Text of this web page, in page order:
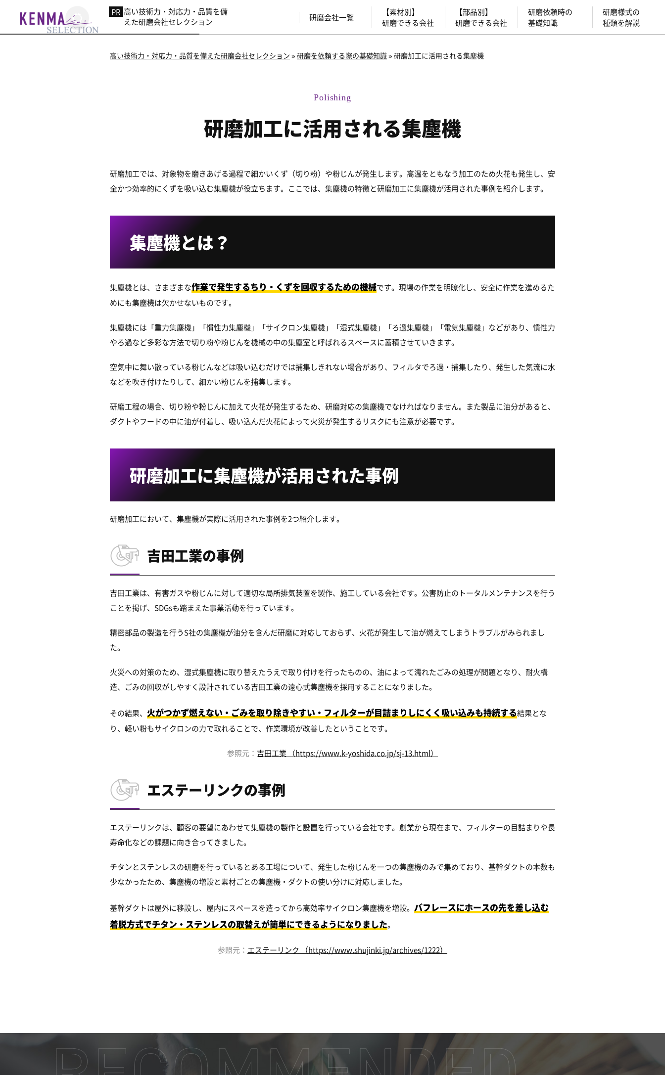
高い技術力・対応力・品質を備
えた研磨会社セレクション
研磨会社一覧
【素材別】
研磨できる会社
【部品別】
研磨できる会社
研磨依頼時の
基礎知識
研磨様式の
種類を解説
高い技術力・対応力・品質を備えた研磨会社セレクション »研磨を依頼する際の基礎知識»研磨加工に活用される集塵機
研磨加工に活用される集塵機
研磨加工では、対象物を磨きあげる過程で細かいくず（切り粉）や粉じんが発生します。高温をともなう加工のため火花も発生し、安
全かつ効率的にくずを吸い込む集塵機が役立ちます。ここでは、集塵機の特徴と研磨加工に集塵機が活用された事例を紹介します。
集塵機とは？
集塵機とは、さまざまな作業で発生するちり・くずを回収するための機械です。現場の作業を明瞭化し、安全に作業を進めるた
めにも集塵機は欠かせないものです。
集塵機には「重力集塵機」「慣性力集塵機」「サイクロン集塵機」「湿式集塵機」「ろ過集塵機」「電気集塵機」などがあり、慣性力
やろ過など多彩な方法で切り粉や粉じんを機械の中の集塵室と呼ばれるスペースに蓄積させていきます。
空気中に舞い散っている粉じんなどは吸い込むだけでは捕集しきれない場合があり、フィルタでろ過・捕集したり、発生した気流に水
などを吹き付けたりして、細かい粉じんを捕集します。
研磨工程の場合、切り粉や粉じんに加えて火花が発生するため、研磨対応の集塵機でなければなりません。また製品に油分があると、
ダクトやフードの中に油が付着し、吸い込んだ火花によって火災が発生するリスクにも注意が必要です。
研磨加工に集塵機が活用された事例
研磨加工において、集塵機が実際に活用された事例を2つ紹介します。
吉田工業の事例
吉田工業は、有害ガスや粉じんに対して適切な局所排気装置を製作、施工している会社です。公害防止のトータルメンテナンスを行う
ことを掲げ、SDGsも踏まえた事業活動を行っています。
精密部品の製造を行うS社の集塵機が油分を含んだ研磨に対応しておらず、火花が発生して油が燃えてしまうトラブルがみられまし
た。
火災への対策のため、湿式集塵機に取り替えたうえで取り付けを行ったものの、油によって濡れたごみの処理が問題となり、耐火構
造、ごみの回収がしやすく設計されている吉田工業の遠心式集塵機を採用することになりました。
その結果、 火がつかず燃えない・ごみを取り除きやすい・フィルターが目詰まりしにくく吸い込みも持続する結果とな
り、軽い粉もサイクロンの力で取れることで、作業環境が改善したということです。
参照元： 吉田工業 （https://www.k-yoshida.co.jp/sj-13.html）
エステーリンクの事例
エステーリンクは、顧客の要望にあわせて集塵機の製作と設置を行っている会社です。創業から現在まで、フィルターの目詰まりや長
寿命化などの課題に向き合ってきました。
チタンとステンレスの研磨を行っているとある工場について、発生した粉じんを一つの集塵機のみで集めており、基幹ダクトの本数も
少なかったため、集塵機の増設と素材ごとの集塵機・ダクトの使い分けに対応しました。
基幹ダクトは屋外に移設し、屋内にスペースを造ってから高効率サイクロン集塵機を増設。 バフレースにホースの先を差し込む
着脱方式でチタン・ステンレスの取替えが簡単にできるようになりました。
参照元： エステーリンク （https://www.shujinki.jp/archives/1222）